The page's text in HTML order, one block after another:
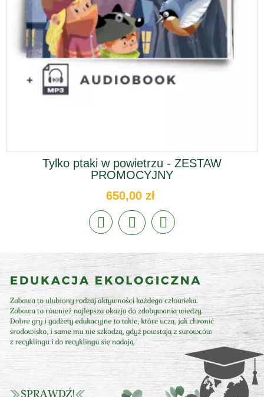
Tylko ptaki w powietrzu - ZESTAW
PROMOCYJNY
650,00 zł